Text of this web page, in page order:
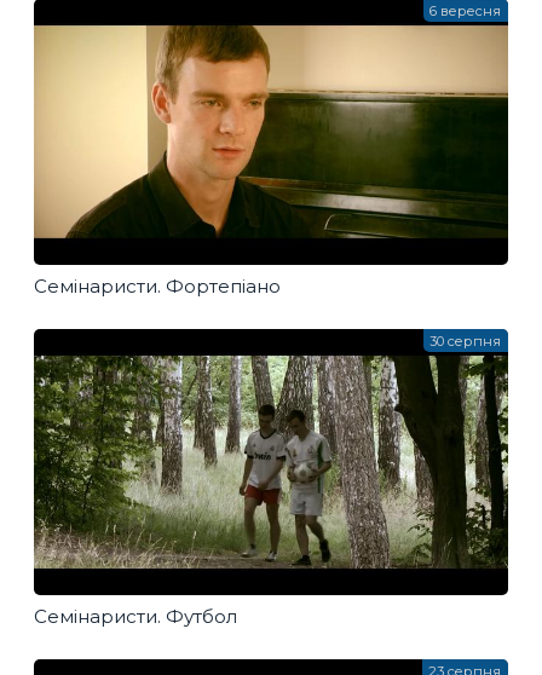
Семінаристи. Фортепіано
6 вересня
Семінаристи. Футбол
30 серпня
23 серпня